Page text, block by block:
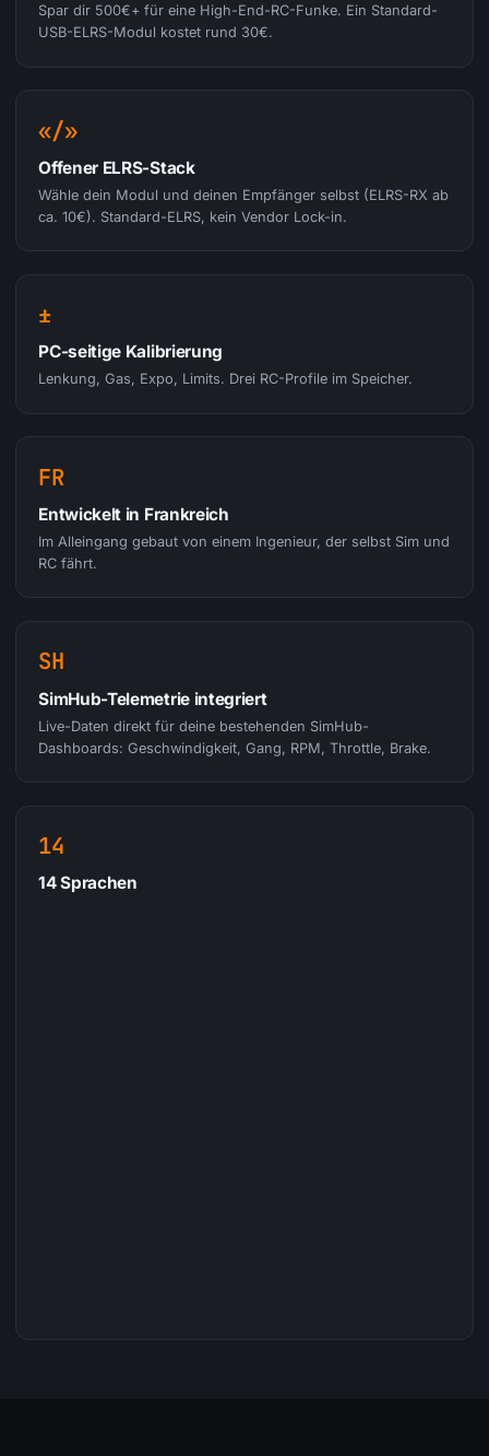
Spar dir 500€+ für eine High-End-RC-Funke. Ein Standard-
USB-ELRS-Modul kostet rund 30€.
«/»
Offener ELRS-Stack
Wähle dein Modul und deinen Empfänger selbst (ELRS-RX ab
ca. 10€). Standard-ELRS, kein Vendor Lock-in.
±
PC-seitige Kalibrierung
Lenkung, Gas, Expo, Limits. Drei RC-Profile im Speicher.
FR
Entwickelt in Frankreich
Im Alleingang gebaut von einem Ingenieur, der selbst Sim und
RC fährt.
SH
SimHub-Telemetrie integriert
Live-Daten direkt für deine bestehenden SimHub-
Dashboards: Geschwindigkeit, Gang, RPM, Throttle, Brake.
14
14 Sprachen